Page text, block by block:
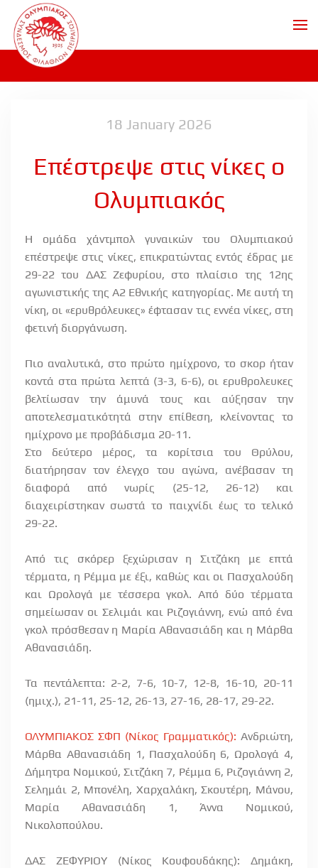
Skip to main content
18 January 2026
Επέστρεψε στις νίκες ο
Ολυμπιακός
Η ομάδα χάντμπολ γυναικών του Ολυμπιακού
επέστρεψε στις νίκες, επικρατώντας εντός έδρας με
29-22 του ΔΑΣ Ζεφυρίου, στο πλαίσιο της 12ης
αγωνιστικής της Α2 Εθνικής κατηγορίας. Με αυτή τη
νίκη, οι «ερυθρόλευκες» έφτασαν τις εννέα νίκες, στη
φετινή διοργάνωση.
Πιο αναλυτικά, στο πρώτο ημίχρονο, το σκορ ήταν
κοντά στα πρώτα λεπτά (3-3, 6-6), οι ερυθρολευκες
βελτίωσαν την άμυνά τους και αύξησαν την
αποτελεσματικότητά στην επίθεση, κλείνοντας το
ημίχρονο με προβάδισμα 20-11.
Στο δεύτερο μέρος, τα κορίτσια του Θρύλου,
διατήρησαν τον έλεγχο του αγώνα, ανέβασαν τη
διαφορά από νωρίς (25-12, 26-12) και
διαχειρίστηκαν σωστά το παιχνίδι έως το τελικό
29-22.
Από τις σκόρερ ξεχώρισαν η Σιτζάκη με επτά
τέρματα, η Ρέμμα με έξι, καθώς και οι Πασχαλούδη
και Ωρολογά με τέσσερα γκολ. Από δύο τέρματα
σημείωσαν οι Σελιμάι και Ριζογιάννη, ενώ από ένα
γκολ πρόσθεσαν η Μαρία Αθανασιάδη και η Μάρθα
Αθανασιάδη.
Τα πεντάλεπτα: 2-2, 7-6, 10-7, 12-8, 16-10, 20-11
(ημιχ.), 21-11, 25-12, 26-13, 27-16, 28-17, 29-22.
ΟΛΥΜΠΙΑΚΟΣ ΣΦΠ (Νίκος Γραμματικός): Ανδριώτη,
Μάρθα Αθανασιάδη 1, Πασχαλούδη 6, Ωρολογά 4,
Δήμητρα Νομικού, Σιτζάκη 7, Ρέμμα 6, Ριζογιάννη 2,
Σελημάι 2, Μπονέλη, Χαρχαλάκη, Σκουτέρη, Μάνου,
Μαρία Αθανασιάδη 1, Άννα Νομικού,
Νικολοπούλου.
ΔΑΣ ΖΕΦΥΡΙΟΥ (Νίκος Κουφουδάκης): Δημάκη,